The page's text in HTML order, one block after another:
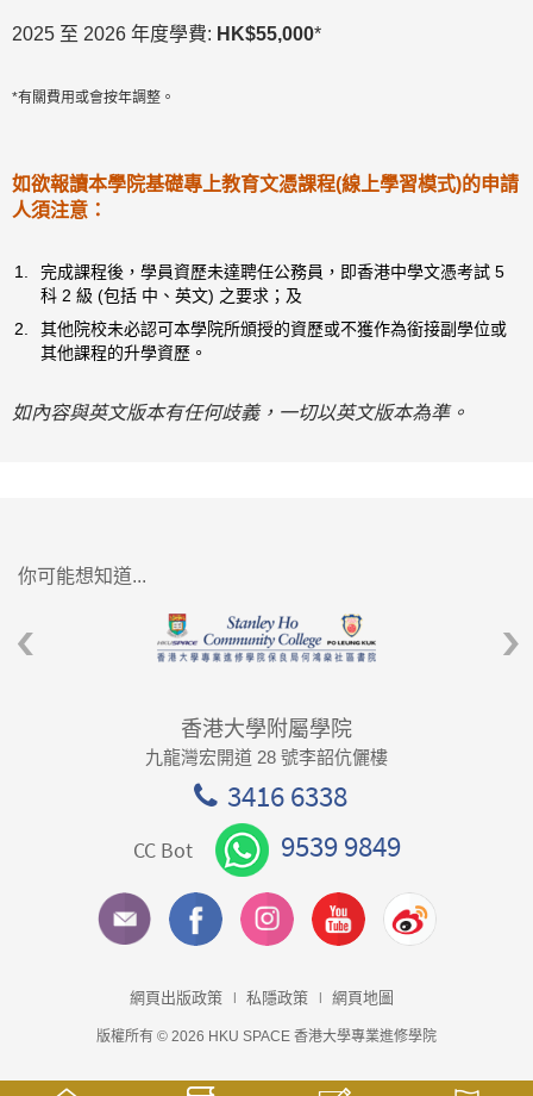
2025 至 2026 年度學費: HK$55,000*
*有關費用或會按年調整。
如欲報讀本學院基礎專上教育文憑課程(線上學習模式)的申請
人須注意：
完成課程後，學員資歷未達聘任公務員，即香港中學文憑考試 5
科 2 級 (包括 中、英文) 之要求；及
其他院校未必認可本學院所頒授的資歷或不獲作為銜接副學位或
其他課程的升學資歷。
如內容與英文版本有任何歧義，一切以英文版本為準。
你可能想知道...
香港大學附屬學院
九龍灣宏開道 28 號李韶伉儷樓
3416 6338
CC Bot 9539 9849
網頁出版政策 私隱政策 網頁地圖
版權所有 © 2026 HKU SPACE 香港大學專業進修學院